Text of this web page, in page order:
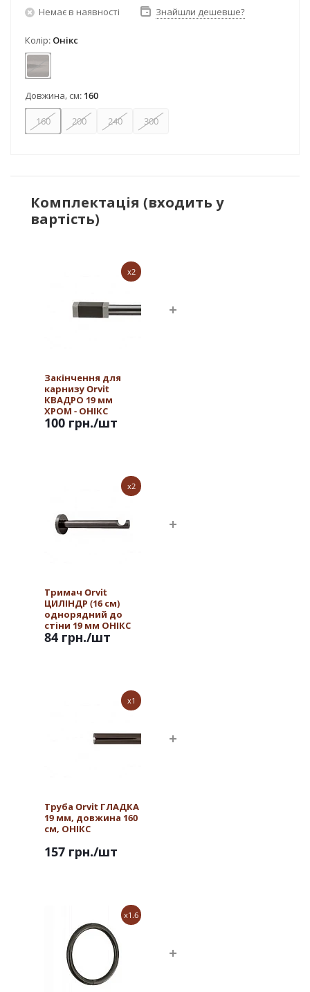
Немає в наявності Знайшли дешевше?
Колір: Онікс
Онікс
Довжина, см: 160
160 200 240 300
Комплектація (входить у
вартість)
x2
Закінчення для
карнизу Orvit
КВАДРО 19 мм
ХРОМ - ОНІКС
100 грн./шт
x2
Тримач Orvit
ЦИЛІНДР (16 см)
однорядний до
стіни 19 мм ОНІКС
84 грн./шт
x1
Труба Orvit ГЛАДКА
19 мм, довжина 160
см, ОНІКС
157 грн./шт
x1.6